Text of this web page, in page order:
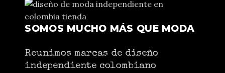
SOMOS MUCHO MÁS QUE MODA
Reunimos marcas de diseño
independiente colombiano